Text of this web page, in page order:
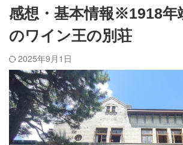
感想・基本情報※1918年
のワイン王の別荘
2025年9月1日